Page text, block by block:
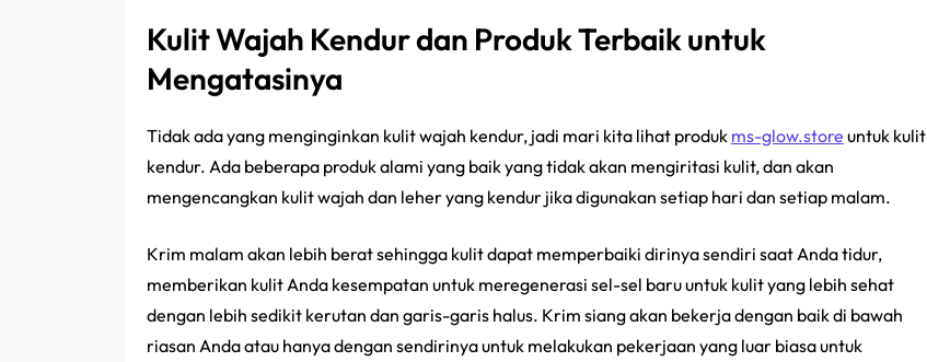
Kulit Wajah Kendur dan Produk Terbaik untuk
Mengatasinya
Tidak ada yang menginginkan kulit wajah kendur, jadi mari kita lihat produk ms-glow.store untuk kulit
kendur. Ada beberapa produk alami yang baik yang tidak akan mengiritasi kulit, dan akan
mengencangkan kulit wajah dan leher yang kendur jika digunakan setiap hari dan setiap malam.
Krim malam akan lebih berat sehingga kulit dapat memperbaiki dirinya sendiri saat Anda tidur,
memberikan kulit Anda kesempatan untuk meregenerasi sel-sel baru untuk kulit yang lebih sehat
dengan lebih sedikit kerutan dan garis-garis halus. Krim siang akan bekerja dengan baik di bawah
riasan Anda atau hanya dengan sendirinya untuk melakukan pekerjaan yang luar biasa untuk